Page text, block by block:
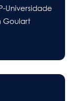
Universidade
Goulart